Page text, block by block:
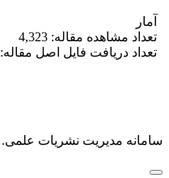
آمار
تعداد مشاهده مقاله: 4,323
تعداد دریافت فایل اصل مقاله: 2,169
سامانه مدیریت نشریات علمی.